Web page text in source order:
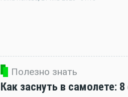
Полезно знать
Как заснуть в самолете: